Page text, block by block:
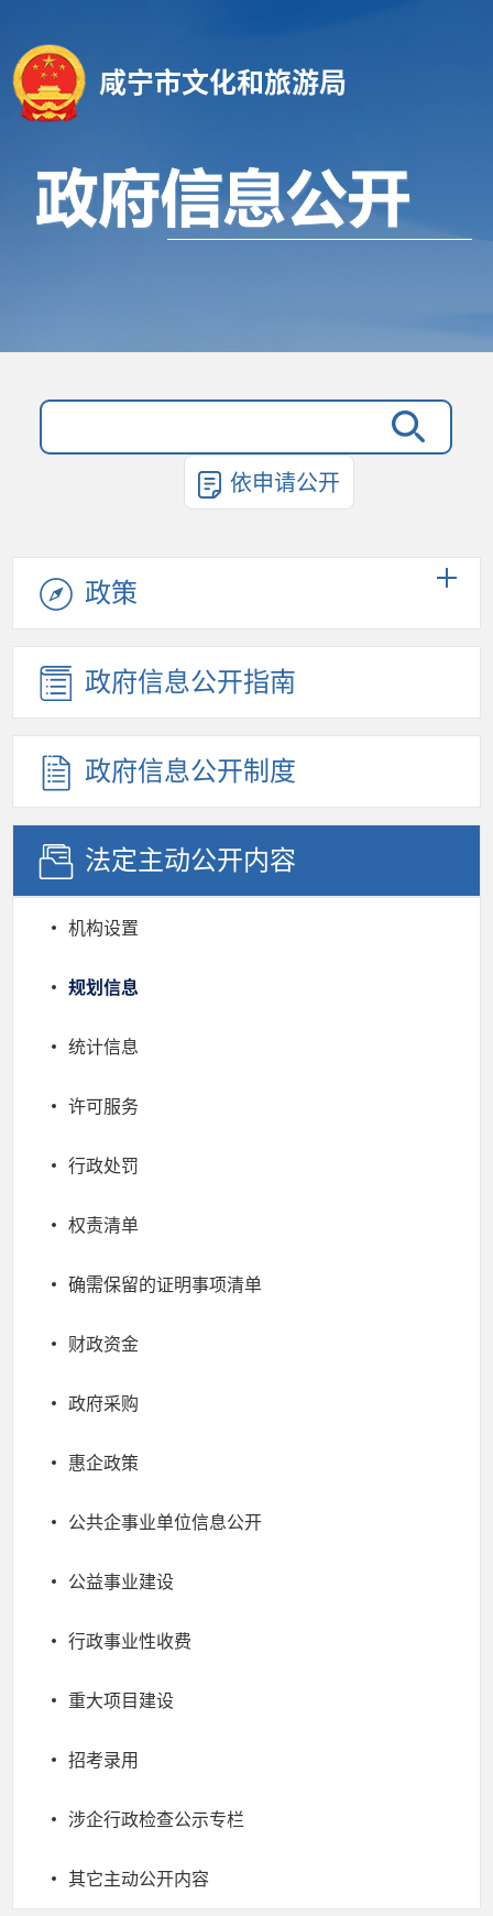
咸宁市文化和旅游局
依申请公开
政策
政府信息公开指南
政府信息公开制度
法定主动公开内容
机构设置
规划信息
统计信息
许可服务
行政处罚
权责清单
确需保留的证明事项清单
财政资金
政府采购
惠企政策
公共企事业单位信息公开
公益事业建设
行政事业性收费
重大项目建设
招考录用
涉企行政检查公示专栏
其它主动公开内容